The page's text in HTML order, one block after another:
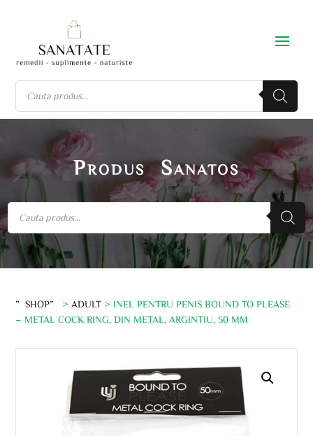
Produs Sanatos
”SHOP” > ADULT > INEL PENTRU PENIS BOUND TO PLEASE
– METAL COCK RING, DIN METAL, ARGINTIU, 50 MM